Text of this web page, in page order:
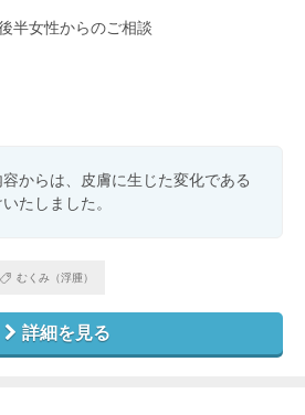
半女性からのご相談
容からは、皮膚に生じた変化である
たしました。
むくみ（浮腫）
詳細を見る